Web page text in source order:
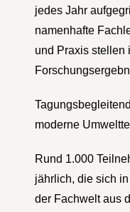
jedes Jahr
namenhafte
und Praxis stellen
moderne
Rund 1.000
jährlich, die sich
der Fachwelt aus